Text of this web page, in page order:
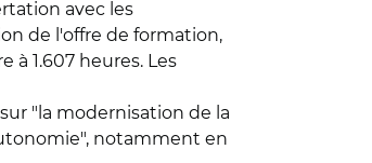
avec les
de l'offre de formation,
1.607 heures. Les
"la modernisation de la
notamment en